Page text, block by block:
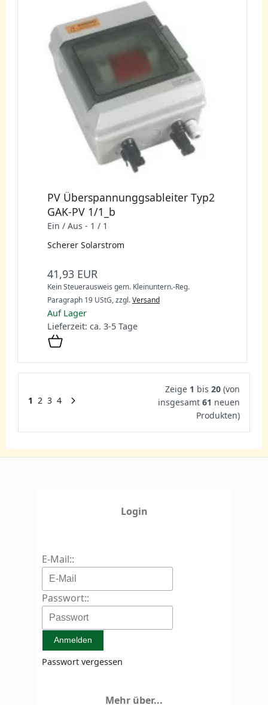
PV Überspannunggsableiter Typ2
GAK-PV 1/1_b
Ein / Aus - 1 / 1
Scherer Solarstrom
41,93 EUR
Kein Steuerausweis gem. Kleinuntern.-Reg.
Paragraph 19 UStG,zzgl.Versand
Auf Lager
Lieferzeit: ca. 3-5 Tage
1 2 3 4
Zeige 1 bis 20 (von
insgesamt 61 neuen
Produkten)
Login
E-Mail::
Passwort::
Passwort vergessen
Mehr über...